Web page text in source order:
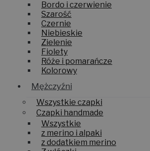
Kolory jesieni
Bordo i czerwienie
Szarość
Czernie
Niebieskie
Zielenie
Fiolety
Róże i pomarańcze
Wszystkie czapki
Czapki handmade
Wszystkie
z merino i alpaki